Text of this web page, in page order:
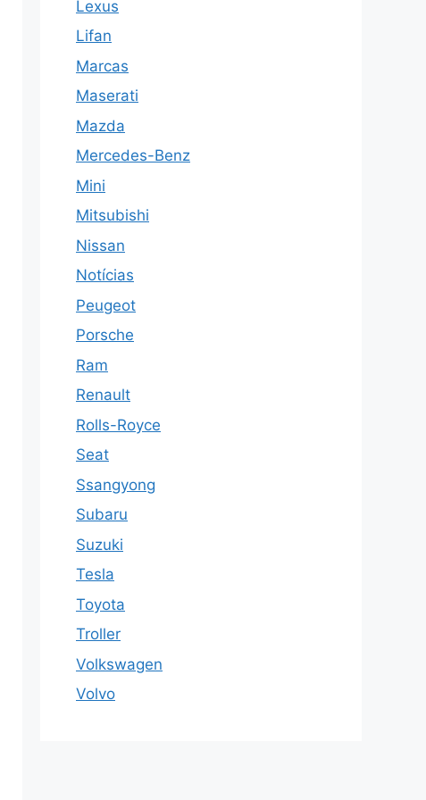
Lexus
Lifan
Marcas
Maserati
Mazda
Mercedes-Benz
Mini
Mitsubishi
Nissan
Notícias
Peugeot
Porsche
Ram
Renault
Rolls-Royce
Seat
Ssangyong
Subaru
Suzuki
Tesla
Toyota
Troller
Volkswagen
Volvo